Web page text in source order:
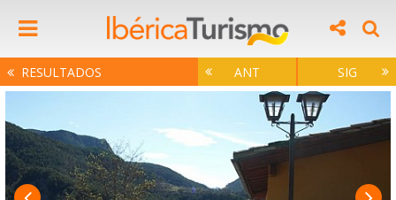
RESULTADOS ANT SIG